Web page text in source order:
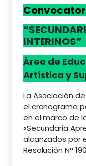
INTERINOS”
Área de
Artística y
La Asociación
el cronograma
en el marco de
«Secundaria
alcanzados por
Resolución N°